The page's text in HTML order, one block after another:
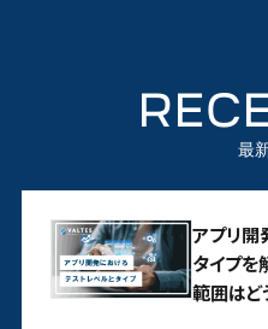
最
アプリ開
タイプを
範囲はど